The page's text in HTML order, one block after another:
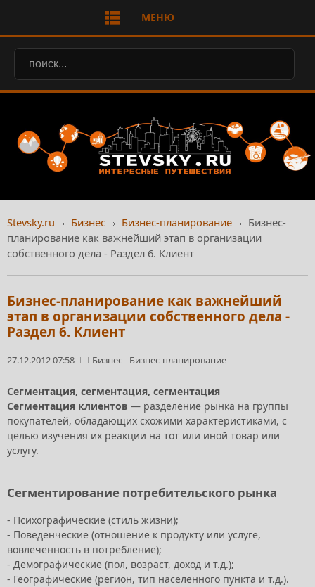
МЕНЮ
Stevsky.ru Бизнес Бизнес-планирование
Бизнес-
планирование как важнейший этап в организации
собственного дела - Раздел 6. Клиент
Бизнес-планирование как важнейший
этап в организации собственного дела -
Раздел 6. Клиент
27.12.2012 07:58 Бизнес- Бизнес-планирование
Сегментация, сегментация, сегментация
Сегментация клиентов — разделение рынка на группы
покупателей, обладающих схожими характеристиками, с
целью изучения их реакции на тот или иной товар или
услугу.
Сегментирование потребительского рынка
- Психографические (стиль жизни);
- Поведенческие (отношение к продукту или услуге,
вовлеченность в потребление);
- Демографические (пол, возраст, доход и т.д.);
- Географические (регион, тип населенного пункта и т.д.).